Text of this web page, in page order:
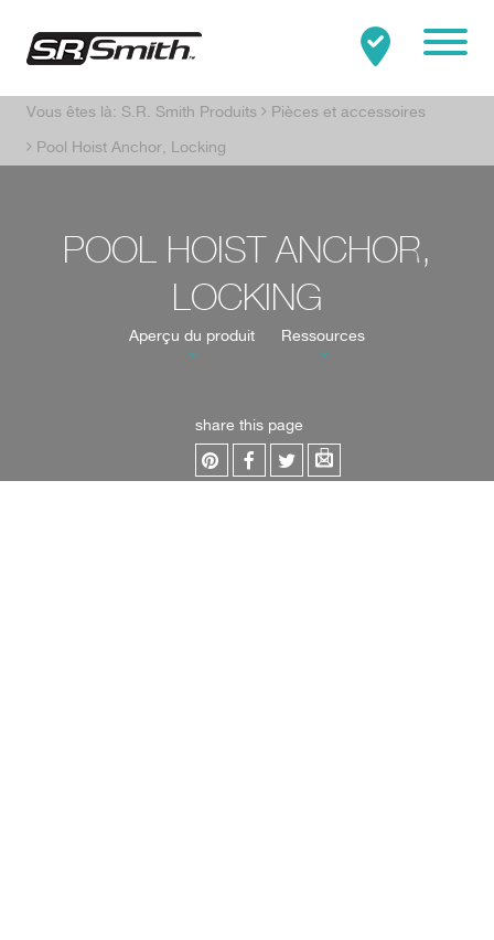
Mobile
Vous êtes là: S.R. Smith Produits Pièces et accessoires
Pool Hoist Anchor, Locking
POOL HOIST ANCHOR,
LOCKING
Aperçu du produit Ressources
share this page